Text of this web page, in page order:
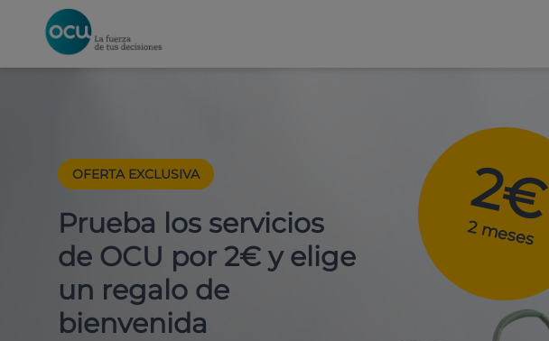
OFERTA EXCLUSIVA
Prueba los servicios
de OCU por 2€ y elige
un regalo de
bienvenida
2€
2 meses